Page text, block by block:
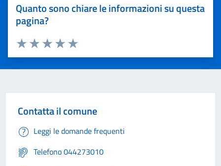
Quanto sono chiare le informazioni su questa
pagina?
Valuta 5 stelle su 5
Valuta 4 stelle su 5
Valuta 3 stelle su 5
Valuta 2 stelle su 5
Valuta 1 stelle su 5
Contatta il comune
Leggi le domande frequenti
Telefono 044273010